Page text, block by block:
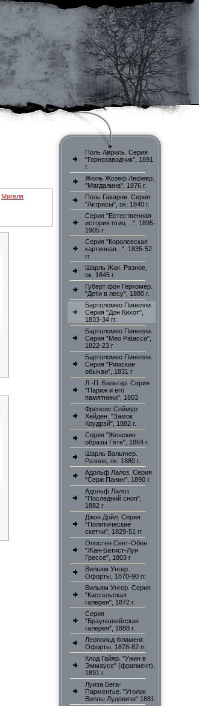
Мигеля
Поль Авриль. Серия
"Горнозаводчик", 1891
г.
Жюль Жозеф Лефевр.
"Магдалина", 1876 г.
Поль Гаварни. Серия
"Актрисы", ок. 1840 г.
Серия "Естественная
история птиц ...", 1895-
1905 г
Серия "Королевская
картинная...", 1835-52
гг
Шарль Жак. Разное,
ок. 1845 г.
Губерт фон Геркомер.
"Дети в лесу", 1880 г.
Бартоломео Пинелли.
Серия "Дон Кихот",
1833-34 гг.
Бартоломео Пинелли.
Серия "Meo Patacca",
1822-23 г
Бартоломео Пинелли.
Серия "Римские
обычаи", 1831 г
Л.-П. Бальтар. Серия
"Париж и его
памятники", 1803
Френсис Сеймур
Хейден. "Замок
Коудрэй", 1882 г.
Серия "Женские
образы Гёте", 1864 г.
Шарль Вальтнер.
Разное, ок. 1880 г.
Адольф Лалоз. Серия
"Серж Панин", 1890 г.
Адольф Лалоз.
"Последний сноп",
1882 г.
Джон Дойл. Серия
"Политические
скетчи", 1829-51 гг
Огюстен Сент-Обен.
"Жан-Батист-Луи
Грессе", 1803 г
Вильям Унгер.
Офорты, 1870-90 гг.
Вильям Унгер. Серия
"Кассельская
галерея", 1872 г.
Серия
"Брауншвейгская
галерея", 1888 г.
Леопольд Фламенг.
Офорты, 1878-82 гг.
Клод Гайяр. "Ужин в
Эммаусе" (фрагмент),
1891 г.
Луиза Бега-
Парментье. "Уголок
Виллы Лудовизи" 1881